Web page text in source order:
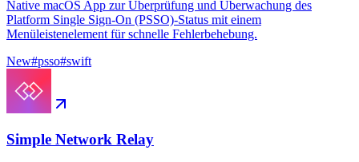
Native macOS App zur Überprüfung und Überwachung des
Platform Single Sign-On (PSSO)-Status mit einem
Menüleistenelement für schnelle Fehlerbehebung.
New#psso#swift
Simple Network Relay